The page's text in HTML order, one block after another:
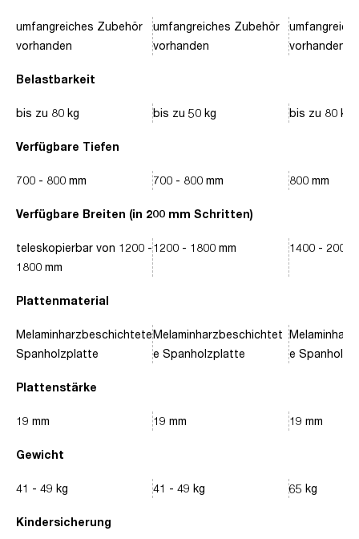
Belastbarkeit
Verfügbare Tiefen
Verfügbare Breiten (in 200 mm Schritten)
Plattenmaterial
Plattenstärke
Gewicht
Kindersicherung
umfangreiches Zubehör
vorhanden
bis zu 80 kg
700 - 800 mm
teleskopierbar von 1200 -
1800 mm
Melaminharzbeschichtete
Spanholzplatte
19 mm
41 - 49 kg
umfangreiches Zubehör
vorhanden
bis zu 50 kg
700 - 800 mm
1200 - 1800 mm
Melaminharzbeschichtet
e Spanholzplatte
19 mm
41 - 49 kg
vorhanden
bis zu 80 kg
800 mm
1400 - 2000
e
19 mm
65 kg